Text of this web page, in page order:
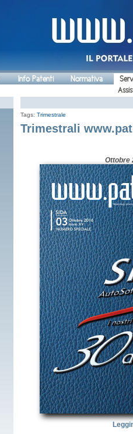
Info Patenti Normativa
Tags: Trimestrale
Trimestrali
Ottobre